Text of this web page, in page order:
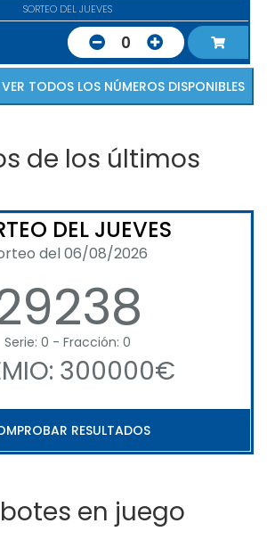
SORTEO DEL JUEVES
0
VER TODOS LOS NÚMEROS DISPONIBLES
de los últimos
DEL JUEVES
del 06/08/2026
Serie: 0 - Fracción: 0
300000€
RESULTADOS
en juego